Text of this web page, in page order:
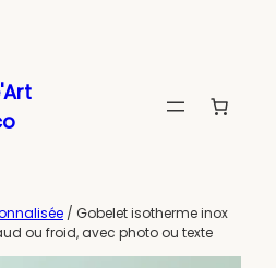
/ Gobelet isotherme inox
ou froid, avec photo ou texte